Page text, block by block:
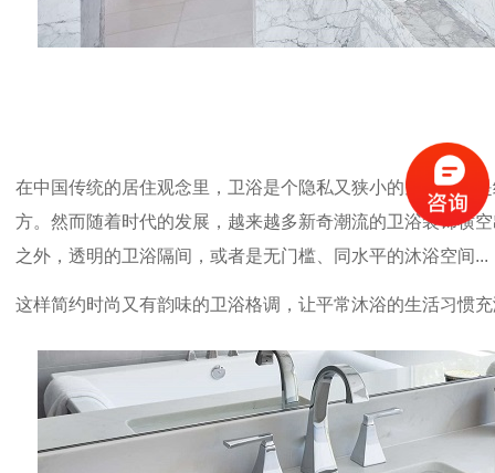
在中国传统的居住观念里，卫浴是个隐私又狭小的空间，就
方。然而随着时代的发展，越来越多新奇潮流的卫浴装饰横
之外，透明的卫浴隔间，或者是无门槛、同水平的沐浴空间...
这样简约时尚又有韵味的卫浴格调，让平常沐浴的生活习惯